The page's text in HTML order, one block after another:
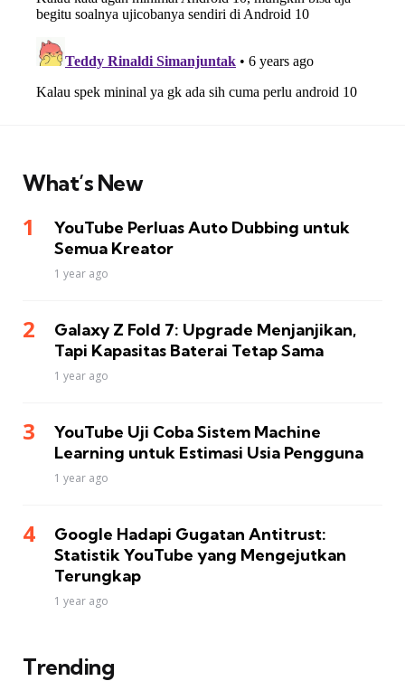
What’s New
YouTube Perluas Auto Dubbing untuk
Semua Kreator
1 year ago
Galaxy Z Fold 7: Upgrade Menjanjikan,
Tapi Kapasitas Baterai Tetap Sama
1 year ago
YouTube Uji Coba Sistem Machine
Learning untuk Estimasi Usia Pengguna
1 year ago
Google Hadapi Gugatan Antitrust:
Statistik YouTube yang Mengejutkan
Terungkap
1 year ago
Trending